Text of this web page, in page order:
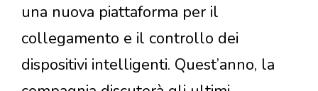
una nuova piattaforma per il
collegamento e il controllo dei
dispositivi intelligenti. Quest’anno, la